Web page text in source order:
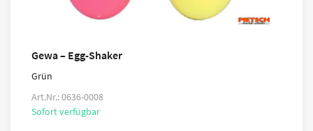
Gewa – Egg-Shaker
Grün
Art.Nr.: 0636-0008
Sofort verfügbar